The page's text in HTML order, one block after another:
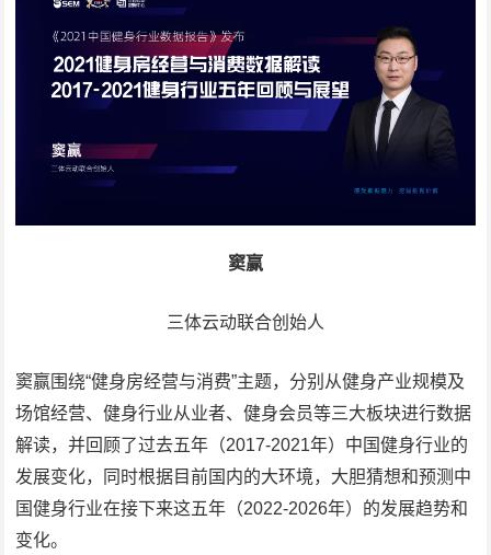
窦赢
三体云动联合创始人
窦赢围绕“健身房经营与消费”主题，分别从健身产业规模及
场馆经营、健身行业从业者、健身会员等三大板块进行数据
解读，并回顾了过去五年（2017-2021年）中国健身行业的
发展变化，同时根据目前国内的大环境，大胆猜想和预测中
国健身行业在接下来这五年（2022-2026年）的发展趋势和
变化。